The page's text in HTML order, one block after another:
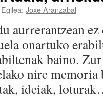
Egilea: Joxe Aranzabal
aurrerantzean ez
onartuko
baino.
nire
ideiak,